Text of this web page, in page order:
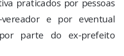
praticados por pessoas
e por eventual
parte do ex-prefeito